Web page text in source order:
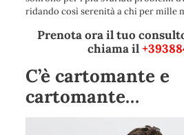
ridando così serenità a chi per mille
Prenota ora il tuo
chiama il
C’è cartomante e
cartomante…